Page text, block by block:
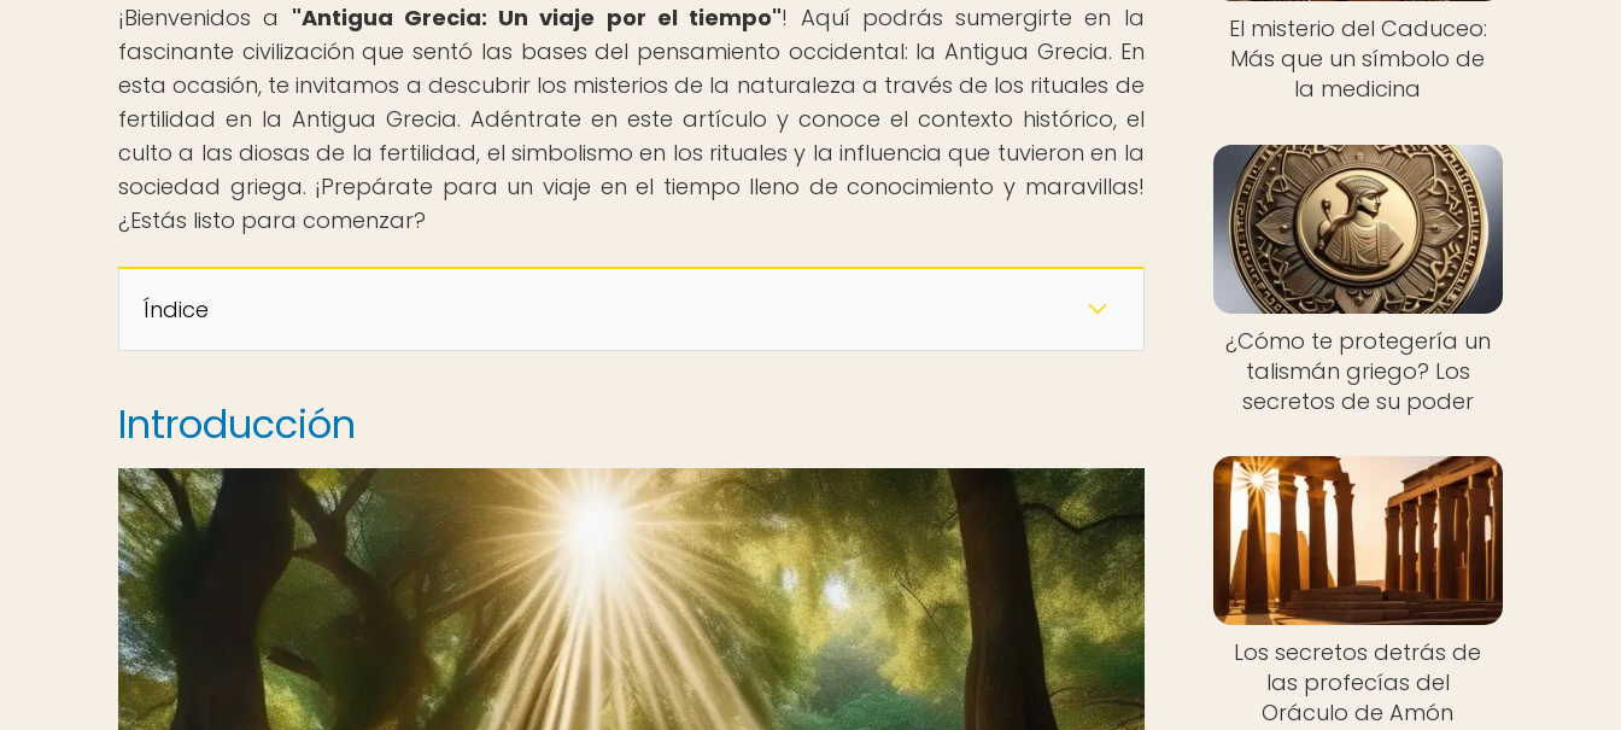
¡Bienvenidos a "Antigua Grecia: Un viaje por el tiempo"! Aquí podrás sumergirte en la
fascinante civilización que sentó las bases del pensamiento occidental: la Antigua Grecia. En
esta ocasión, te invitamos a descubrir los misterios de la naturaleza a través de los rituales de
fertilidad en la Antigua Grecia. Adéntrate en este artículo y conoce el contexto histórico, el
culto a las diosas de la fertilidad, el simbolismo en los rituales y la influencia que tuvieron en la
sociedad griega. ¡Prepárate para un viaje en el tiempo lleno de conocimiento y maravillas!
¿Estás listo para comenzar?
Índice
Introducción
El misterio del Caduceo:
Más que un símbolo de
la medicina
¿Cómo te protegería un
talismán griego? Los
secretos de su poder
Los secretos detrás de
las profecías del
Oráculo de Amón